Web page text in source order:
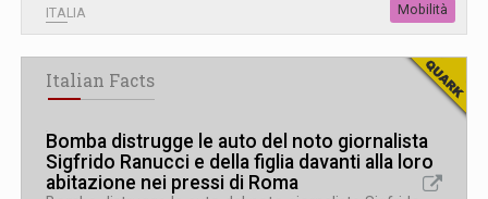
ITALIA Mobilità
Italian Facts
Bomba distrugge le auto del noto giornalista
Sigfrido Ranucci e della figlia davanti alla loro
abitazione nei pressi di Roma